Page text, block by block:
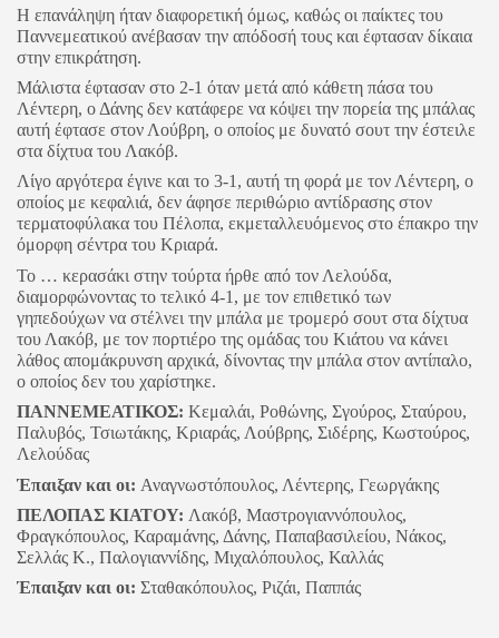
Η επανάληψη ήταν διαφορετική όμως, καθώς οι παίκτες του
Παννεμεατικού ανέβασαν την απόδοσή τους και έφτασαν δίκαια
στην επικράτηση.
Μάλιστα έφτασαν στο 2-1 όταν μετά από κάθετη πάσα του
Λέντερη, ο Δάνης δεν κατάφερε να κόψει την πορεία της μπάλας
αυτή έφτασε στον Λούβρη, ο οποίος με δυνατό σουτ την έστειλε
στα δίχτυα του Λακόβ.
Λίγο αργότερα έγινε και το 3-1, αυτή τη φορά με τον Λέντερη, ο
οποίος με κεφαλιά, δεν άφησε περιθώριο αντίδρασης στον
τερματοφύλακα του Πέλοπα, εκμεταλλευόμενος στο έπακρο την
όμορφη σέντρα του Κριαρά.
Το … κερασάκι στην τούρτα ήρθε από τον Λελούδα,
διαμορφώνοντας το τελικό 4-1, με τον επιθετικό των
γηπεδούχων να στέλνει την μπάλα με τρομερό σουτ στα δίχτυα
του Λακόβ, με τον πορτιέρο της ομάδας του Κιάτου να κάνει
λάθος απομάκρυνση αρχικά, δίνοντας την μπάλα στον αντίπαλο,
ο οποίος δεν του χαρίστηκε.
ΠΑΝΝΕΜΕΑΤΙΚΟΣ: Κεμαλάι, Ροθώνης, Σγούρος, Σταύρου,
Παλυβός, Τσιωτάκης, Κριαράς, Λούβρης, Σιδέρης, Κωστούρος,
Λελούδας
Έπαιξαν και οι: Αναγνωστόπουλος, Λέντερης, Γεωργάκης
ΠΕΛΟΠΑΣ ΚΙΑΤΟΥ: Λακόβ, Μαστρογιαννόπουλος,
Φραγκόπουλος, Καραμάνης, Δάνης, Παπαβασιλείου, Νάκος,
Σελλάς Κ., Παλογιαννίδης, Μιχαλόπουλος, Καλλάς
Έπαιξαν και οι: Σταθακόπουλος, Ριζάι, Παππάς